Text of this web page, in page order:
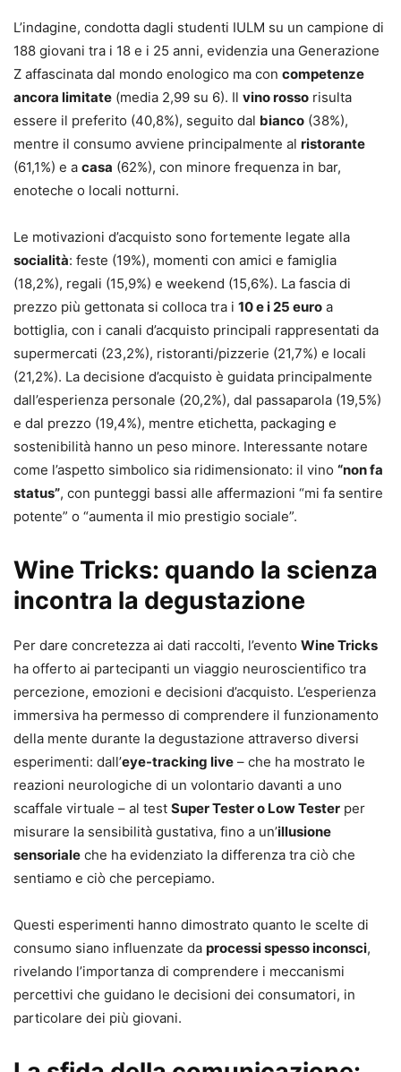
L’indagine, condotta dagli studenti IULM su un campione di
188 giovani tra i 18 e i 25 anni, evidenzia una Generazione
Z affascinata dal mondo enologico ma con competenze
ancora limitate (media 2,99 su 6). Il vino rosso risulta
essere il preferito (40,8%), seguito dal bianco (38%),
mentre il consumo avviene principalmente al ristorante
(61,1%) e a casa (62%), con minore frequenza in bar,
enoteche o locali notturni.
Le motivazioni d’acquisto sono fortemente legate alla
socialità: feste (19%), momenti con amici e famiglia
(18,2%), regali (15,9%) e weekend (15,6%). La fascia di
prezzo più gettonata si colloca tra i 10 e i 25 euro a
bottiglia, con i canali d’acquisto principali rappresentati da
supermercati (23,2%), ristoranti/pizzerie (21,7%) e locali
(21,2%). La decisione d’acquisto è guidata principalmente
dall’esperienza personale (20,2%), dal passaparola (19,5%)
e dal prezzo (19,4%), mentre etichetta, packaging e
sostenibilità hanno un peso minore. Interessante notare
come l’aspetto simbolico sia ridimensionato: il vino “non fa
status”, con punteggi bassi alle affermazioni “mi fa sentire
potente” o “aumenta il mio prestigio sociale”.
Wine Tricks: quando la scienza
incontra la degustazione
Per dare concretezza ai dati raccolti, l’evento Wine Tricks
ha offerto ai partecipanti un viaggio neuroscientifico tra
percezione, emozioni e decisioni d’acquisto. L’esperienza
immersiva ha permesso di comprendere il funzionamento
della mente durante la degustazione attraverso diversi
esperimenti: dall’eye-tracking live – che ha mostrato le
reazioni neurologiche di un volontario davanti a uno
scaffale virtuale – al test Super Tester o Low Tester per
misurare la sensibilità gustativa, fino a un’illusione
sensoriale che ha evidenziato la differenza tra ciò che
sentiamo e ciò che percepiamo.
Questi esperimenti hanno dimostrato quanto le scelte di
consumo siano influenzate da processi spesso inconsci,
rivelando l’importanza di comprendere i meccanismi
percettivi che guidano le decisioni dei consumatori, in
particolare dei più giovani.